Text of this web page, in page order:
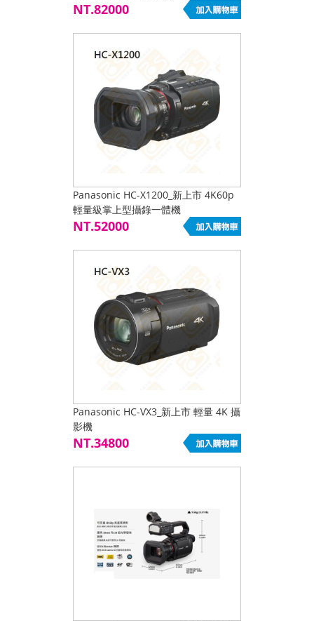
NT.82000
Panasonic HC-X1200_新上市 4K60p
輕量級掌上型攝錄一體機
NT.52000
Panasonic HC-VX3_新上市 輕量 4K 攝
影機
NT.34800